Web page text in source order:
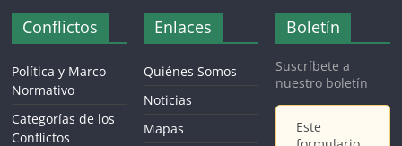
Conflictos
Política y Marco
Normativo
Categorías de los
Conflictos
Enlaces
Quiénes Somos
Noticias
Mapas
Boletín
Suscríbete a
nuestro boletín
Este